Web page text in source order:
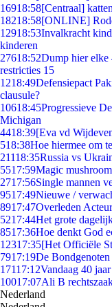
16918:58[Centraal]
18218:58[ONLINE]
12918:53Invalkracht
kinderen
27618:52Dump hier
restricties 15
1218:49Defensiepact
clausule?
10618:45Progressieve
Michigan
4418:39[Eva vd
518:38Hoe hiermee om
21118:35Russia vs
5517:59Magic
2717:56Single mannen
9517:49Nieuwe /
8917:47Overleden
5217:44Het grote
8517:36Hoe denkt God
12317:35[Het Officiële
7917:19De
17117:12Vandaag 40
10017:07Ali B
Nederland